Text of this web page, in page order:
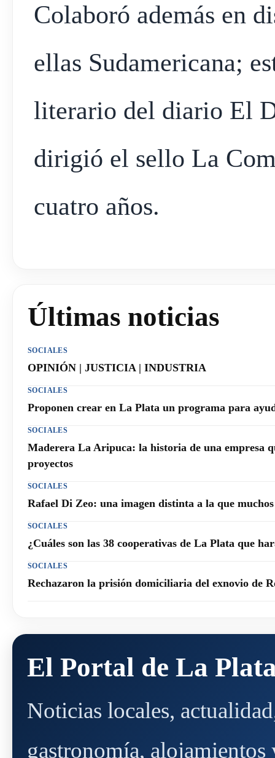
Colaboró además en
ellas Sudamericana;
literario del diario El
dirigió el sello La
cuatro años.
Últimas noticias
SOCIALES
OPINIÓN | JUSTICIA | INDUSTRIA
SOCIALES
Proponen crear en La Plata un programa para
SOCIALES
Maderera La Aripuca: la historia de una empresa
proyectos
SOCIALES
Rafael Di Zeo: una imagen distinta a la que
SOCIALES
¿Cuáles son las 38 cooperativas de La Plata que
SOCIALES
Rechazaron la prisión domiciliaria del exnovio de
El Portal de La
Noticias locales,
gastronomía,